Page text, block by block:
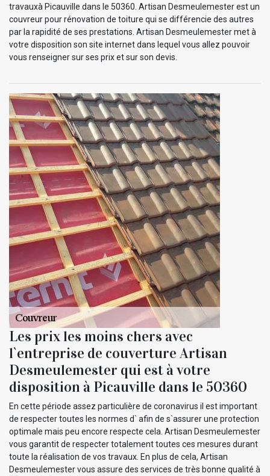
travauxà Picauville dans le 50360. Artisan Desmeulemester est un
couvreur pour rénovation de toiture qui se différencie des autres
par la rapidité de ses prestations. Artisan Desmeulemester met à
votre disposition son site internet dans lequel vous allez pouvoir
vous renseigner sur ses prix et sur son devis.
Les prix les moins chers avec
l`entreprise de couverture Artisan
Desmeulemester qui est à votre
disposition à Picauville dans le 50360
En cette période assez particulière de coronavirus il est important
de respecter toutes les normes d` afin de s`assurer une protection
optimale mais peu encore respecte cela. Artisan Desmeulemester
vous garantit de respecter totalement toutes ces mesures durant
toute la réalisation de vos travaux. En plus de cela, Artisan
Desmeulemester vous assure des services de très bonne qualité à